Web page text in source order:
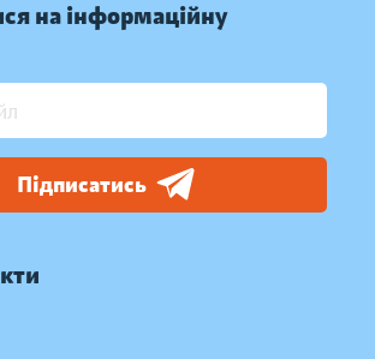
на інформаційну
Підписатись